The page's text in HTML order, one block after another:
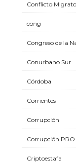
Conflicto
cong
Congreso de la
Conurbano Sur
Córdoba
Corrientes
Corrupción
Corrupción PRO
Criptoestafa